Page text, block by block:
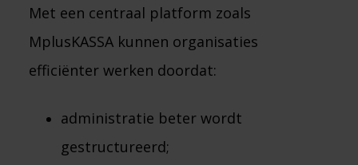
Met een centraal platform zoals
MplusKASSA kunnen organisaties
efficiënter werken doordat:
administratie beter wordt
gestructureerd;